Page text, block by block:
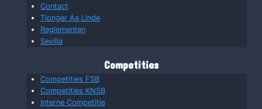
Contact
Tjonger Aa Linde
Reglementen
Sevilla
Competities
Competities FSB
Competities KNSB
Interne Competitie